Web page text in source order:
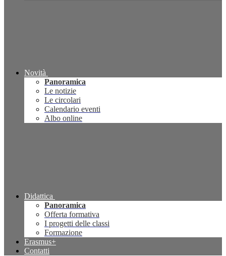
Novità
Panoramica
Le notizie
Le circolari
Calendario eventi
Albo online
Didattica
Panoramica
Offerta formativa
I progetti delle classi
Formazione
Erasmus+
Contatti